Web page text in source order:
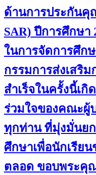
ด้านการประกันคุ
SAR) ปีการศึกษา
ในการจัดการศึก
กรรมการส่งเสริ
สำเร็จในครั้งนี้เ
ร่วมใจของคณะผู้
ทุกท่าน ที่มุ่งมั่นย
ศึกษาเพื่อนักเรียน
ตลอด ขอบพระคุ